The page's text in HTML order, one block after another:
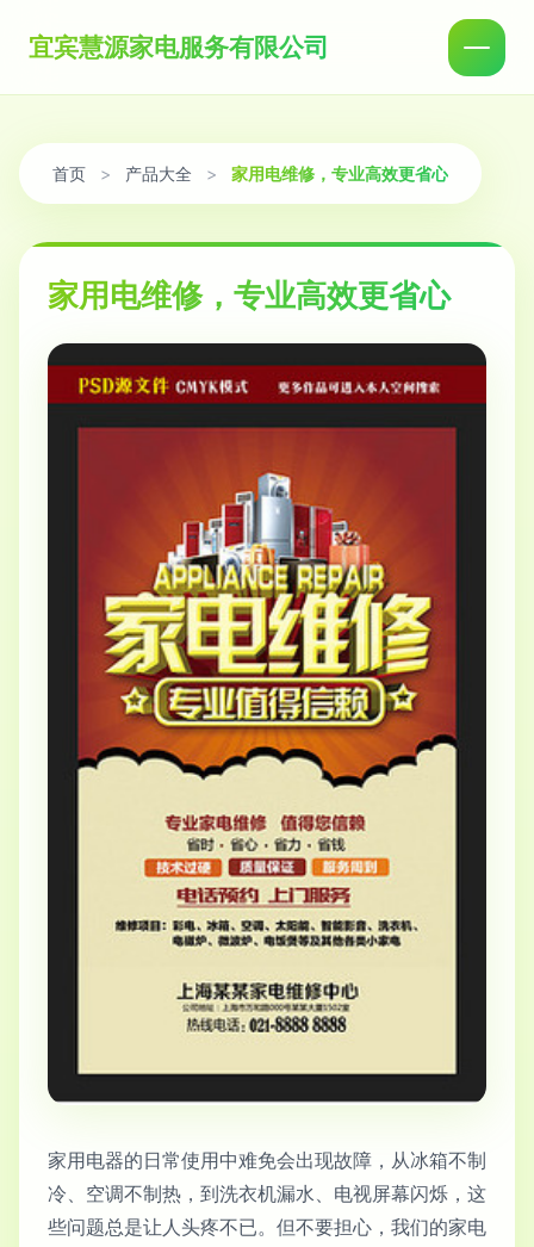
宜宾慧源家电服务有限公司
首页 > 产品大全 > 家用电维修，专业高效更省心
家用电维修，专业高效更省心
家用电器的日常使用中难免会出现故障，从冰箱不制
冷、空调不制热，到洗衣机漏水、电视屏幕闪烁，这
些问题总是让人头疼不已。但不要担心，我们的家电